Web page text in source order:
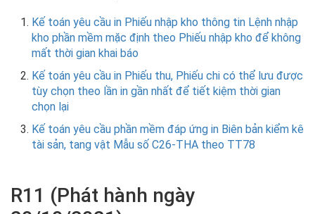
Kế toán yêu cầu in Phiếu nhập kho thông tin Lệnh nhập
kho phần mềm mặc định theo Phiếu nhập kho để không
mất thời gian khai báo
Kế toán yêu cầu in Phiếu thu, Phiếu chi có thể lưu được
tùy chọn theo lần in gần nhất để tiết kiệm thời gian
chọn lại
Kế toán yêu cầu phần mềm đáp ứng in Biên bản kiểm kê
tài sản, tang vật Mẫu số C26-THA theo TT78
R11 (Phát hành ngày